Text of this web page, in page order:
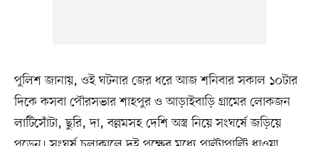
পুলিশ জানায়, ওই ঘটনার জের ধরে আজ শনিবার সকাল ১০টার
দিকে কসবা পৌরসভার শাহপুর ও আড়াইবাড়ি গ্রামের লোকজন
লাটিসোঁটা, ছুরি, দা, বল্লমসহ দেশি অস্ত্র নিয়ে সংঘর্ষে জড়িয়ে